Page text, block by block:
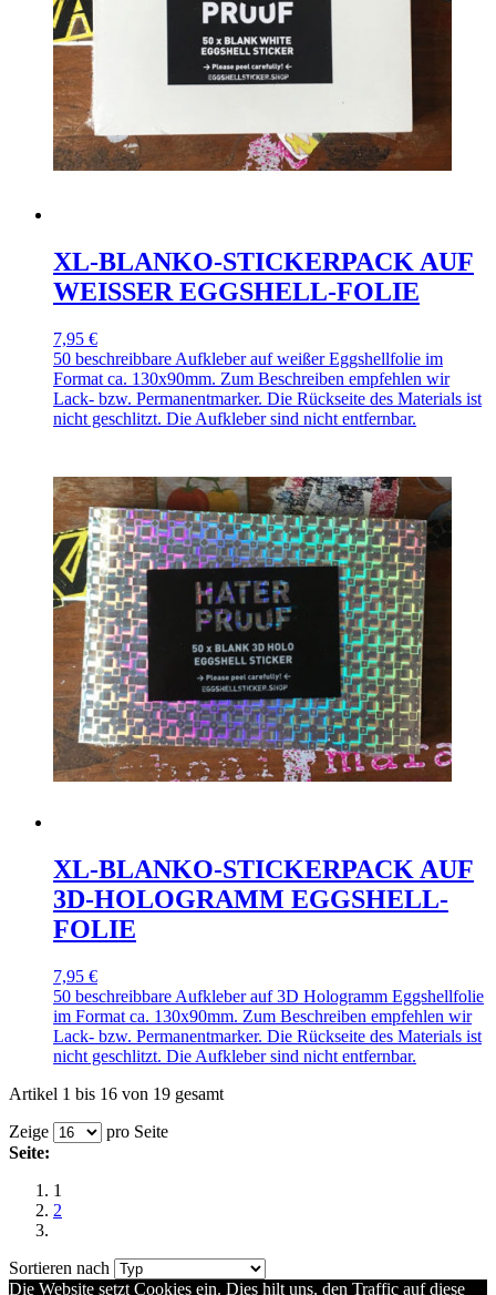
XL-BLANKO-STICKERPACK AUF
WEISSER EGGSHELL-FOLIE
7,95 €
50 beschreibbare Aufkleber auf weißer Eggshellfolie im
Format ca. 130x90mm. Zum Beschreiben empfehlen wir
Lack- bzw. Permanentmarker. Die Rückseite des Materials ist
nicht geschlitzt. Die Aufkleber sind nicht entfernbar.
XL-BLANKO-STICKERPACK AUF
3D-HOLOGRAMM EGGSHELL-
FOLIE
7,95 €
50 beschreibbare Aufkleber auf 3D Hologramm Eggshellfolie
im Format ca. 130x90mm. Zum Beschreiben empfehlen wir
Lack- bzw. Permanentmarker. Die Rückseite des Materials ist
nicht geschlitzt. Die Aufkleber sind nicht entfernbar.
Artikel 1 bis 16 von 19 gesamt
Zeige
pro Seite
Seite:
1
2
Sortieren nach
Die Website setzt Cookies ein. Dies hilt uns, den Traffic auf diese